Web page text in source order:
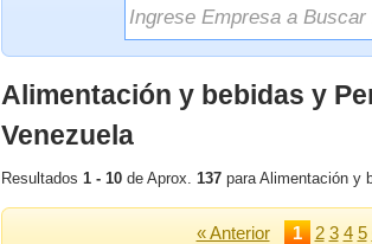
Alimentación y bebidas y
Venezuela
Resultados 1 - 10 de Aprox. 137 para Alimentación y
« Anterior 1 2 3 4 5